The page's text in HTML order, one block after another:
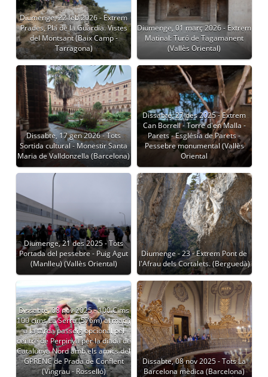
Diumenge, 22 feb 2026 - Extrem
Prades, Pla de la Guàrdia. Vistes
del Montsant (Baix Camp -
Tarragona)
Diumenge, 01 març 2026 - Extrem
Matinal: Turó de Tagamanent
(Vallès Oriental)
Dissabte, 17 gen 2026 - Tots
Sortida cultural - Monestir Santa
Maria de Valldonzella (Barcelona)
Dissabte, 27 des 2025 - Extrem
Can Borrell - Torre d'en Malla -
Parets - Església de Parets -
Pessebre monumental (Vallès
Oriental
Diumenge, 21 des 2025 - Tots
Portada del pessebre - Puig Agut
(Manlleu) (Vallès Oriental)
Diumenge - 23 - Extrem Pont de
l'Afrau dels Cortalets. (Berguedà)
Dissabte, 08 nov 2025 - 100 Cims
100 cims La Serra (576m) al matí i
a la tarda passeig opcional pel
centre de Perpinyà per la diada de
Catalunya Nord amb els amics del
GPRENC de Prada de Conflent
(Vingrau - Rosselló)
Dissabte, 08 nov 2025 - Tots La
Barcelona mèdica (Barcelona)